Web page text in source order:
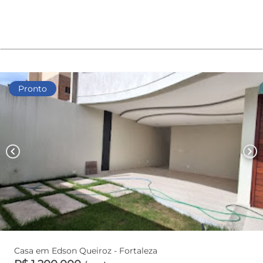
Pronto
chevron_left chevron_right
Casa em Edson Queiroz - Fortaleza